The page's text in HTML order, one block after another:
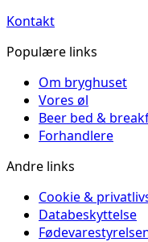
Kontakt
Populære links
Om bryghuset
Vores øl
Beer bed &
Forhandlere
Andre links
Cookie &
Databeskyttelse